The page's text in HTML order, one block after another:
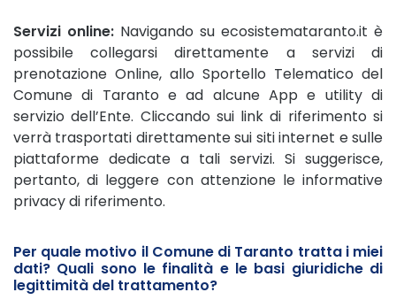
Servizi online: Navigando su ecosistemataranto.it è
possibile collegarsi direttamente a servizi di
prenotazione Online, allo Sportello Telematico del
Comune di Taranto e ad alcune App e utility di
servizio dell’Ente. Cliccando sui link di riferimento si
verrà trasportati direttamente sui siti internet e sulle
piattaforme dedicate a tali servizi. Si suggerisce,
pertanto, di leggere con attenzione le informative
privacy di riferimento.
Per quale motivo il Comune di Taranto tratta i miei
dati? Quali sono le finalità e le basi giuridiche di
legittimità del trattamento?